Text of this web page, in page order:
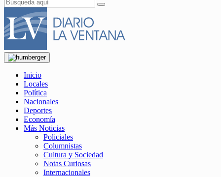
Inicio
Locales
Política
Nacionales
Deportes
Economía
Más Noticias
Policiales
Columnistas
Cultura y Sociedad
Notas Curiosas
Internacionales